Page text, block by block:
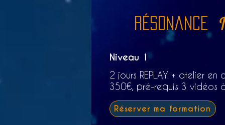
RÉSonance
Niveau 1
2 jours REPLAY + atelier en
350€, pré-requis 3 vidéos
Réserver ma formation